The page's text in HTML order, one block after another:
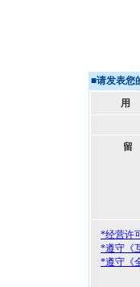
■请发表您
用
留
*经营许
*遵守《
*遵守《